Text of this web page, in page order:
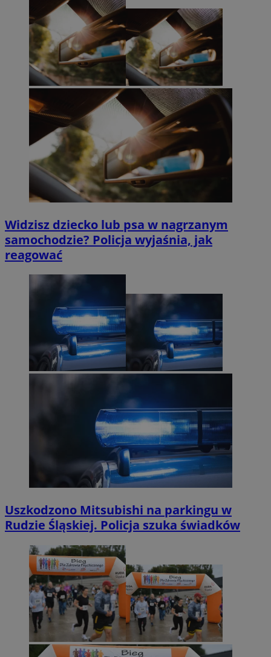
Widzisz dziecko lub psa w nagrzanym
samochodzie? Policja wyjaśnia, jak
reagować
Uszkodzono Mitsubishi na parkingu w
Rudzie Śląskiej. Policja szuka świadków